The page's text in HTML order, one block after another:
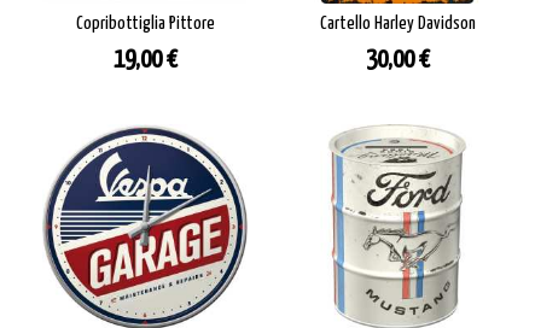
Copribottiglia Pittore
Prezzo
19,00 €
Cartello Harley Davidson
Prezzo
30,00 €